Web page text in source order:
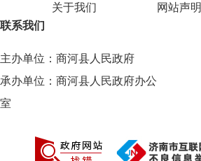
关于我们
网站声明
联系我们
主办单位：商河县人民政府
承办单位：商河县人民政府办公
室